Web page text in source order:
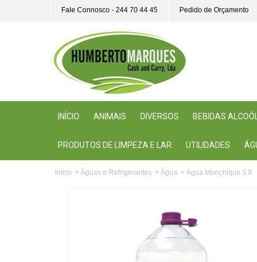
Fale Connosco - 244 70 44 45 Pedido de Orçamento
INÍCIO ANIMAIS DIVERSOS BEBIDAS
PRODUTOS DE LIMPEZA E LAR UTILIDADES
Início > Águas e Refrigerantes > Água > Agua Monchique 5 lt